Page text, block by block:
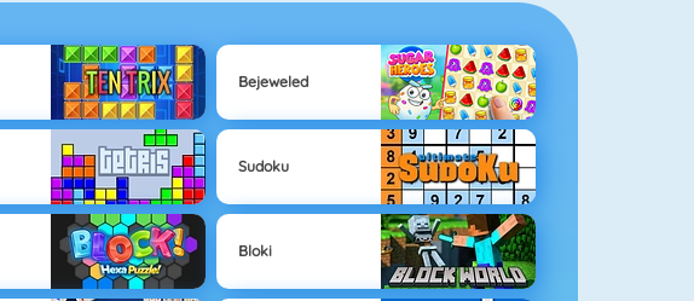
Bejeweled
Sudoku
Bloki